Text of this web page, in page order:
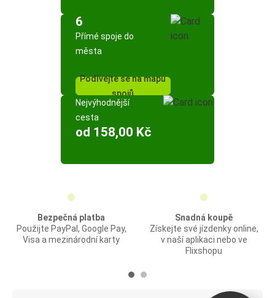
6
Přímé spoje do
města
Podívejte se na mapu
spojů
Nejvýhodnější
cesta
od 158,00 Kč
Bezpečná platba
Použijte PayPal, Google Pay,
Visa a mezinárodní karty
Snadná koupě
Získejte své jízdenky online,
v naší aplikaci nebo ve
Flixshopu